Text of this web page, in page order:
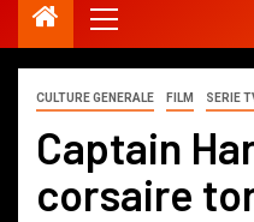
CULTURE GENERALE FILM SERIE
Captain
corsaire